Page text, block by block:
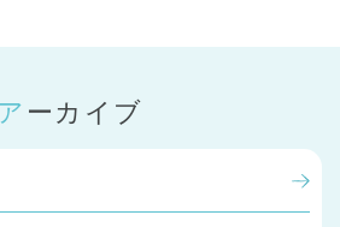
アーカイブ